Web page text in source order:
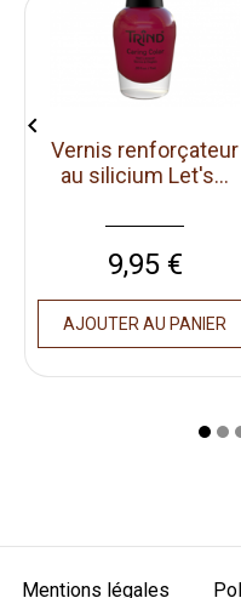
Vernis renforçateur
au silicium Let's...
Prix
9,95 €
AJOUTER AU PANIER

Mentions légales